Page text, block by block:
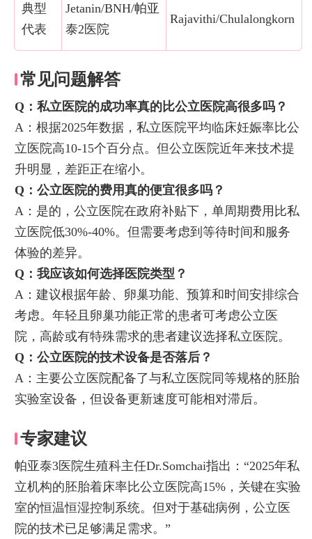
典型
代表
Jetanin/BNH/帕亚
泰2医院
Rajavithi/Chulalongkorn
常见问题解答
Q：私立医院的成功率真的比公立医院高很多吗？
A：根据2025年数据，私立医院平均临床妊娠率比公
立医院高10-15个百分点。但公立医院近年来技术提
升明显，差距正在缩小。
Q：公立医院的费用真的便宜很多吗？
A：是的，公立医院在政府补贴下，单周期费用比私
立医院低30%-40%。但需要考虑到等待时间和服务
体验的差异。
Q：我应该如何选择医院类型？
A：建议根据年龄、卵巢功能、预算和时间安排综合
考虑。年轻且卵巢功能正常的患者可考虑公立医
院，高龄或有特殊需求的患者建议选择私立医院。
Q：公立医院的技术设备是否落后？
A：主要公立医院配备了与私立医院同等规格的胚胎
实验室设备，但设备更新速度可能相对滞后。
专家建议
帕亚泰3医院生殖科主任Dr.Somchai指出：“2025年私
立机构的胚胎着床率比公立医院高15%，关键在实验
室的恒温恒湿控制系统。但对于基础病例，公立医
院的技术已足够满足需求。”